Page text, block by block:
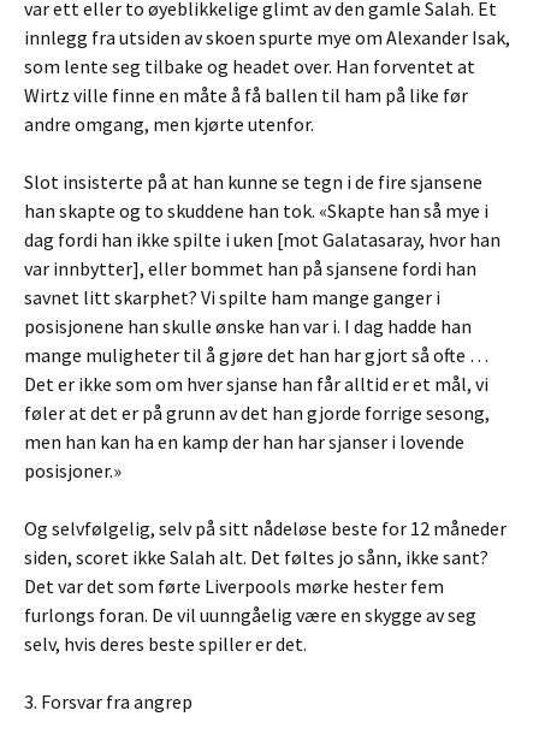
var ett eller to øyeblikkelige glimt av den gamle Salah. Et
innlegg fra utsiden av skoen spurte mye om Alexander Isak,
som lente seg tilbake og headet over. Han forventet at
Wirtz ville finne en måte å få ballen til ham på like før
andre omgang, men kjørte utenfor.
Slot insisterte på at han kunne se tegn i de fire sjansene
han skapte og to skuddene han tok. «Skapte han så mye i
dag fordi han ikke spilte i uken [mot Galatasaray, hvor han
var innbytter], eller bommet han på sjansene fordi han
savnet litt skarphet? Vi spilte ham mange ganger i
posisjonene han skulle ønske han var i. I dag hadde han
mange muligheter til å gjøre det han har gjort så ofte …
Det er ikke som om hver sjanse han får alltid er et mål, vi
føler at det er på grunn av det han gjorde forrige sesong,
men han kan ha en kamp der han har sjanser i lovende
posisjoner.»
Og selvfølgelig, selv på sitt nådeløse beste for 12 måneder
siden, scoret ikke Salah alt. Det føltes jo sånn, ikke sant?
Det var det som førte Liverpools mørke hester fem
furlongs foran. De vil uunngåelig være en skygge av seg
selv, hvis deres beste spiller er det.
3. Forsvar fra angrep